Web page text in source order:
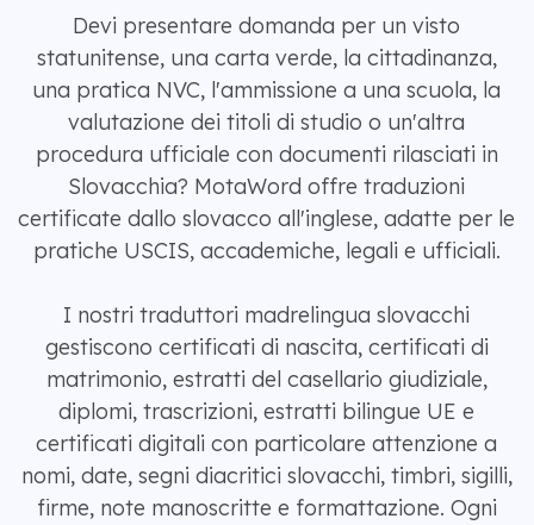
Devi presentare domanda per un visto
statunitense, una carta verde, la cittadinanza,
una pratica NVC, l'ammissione a una scuola, la
valutazione dei titoli di studio o un'altra
procedura ufficiale con documenti rilasciati in
Slovacchia? MotaWord offre traduzioni
certificate dallo slovacco all'inglese, adatte per le
pratiche USCIS, accademiche, legali e ufficiali.
I nostri traduttori madrelingua slovacchi
gestiscono certificati di nascita, certificati di
matrimonio, estratti del casellario giudiziale,
diplomi, trascrizioni, estratti bilingue UE e
certificati digitali con particolare attenzione a
nomi, date, segni diacritici slovacchi, timbri, sigilli,
firme, note manoscritte e formattazione. Ogni